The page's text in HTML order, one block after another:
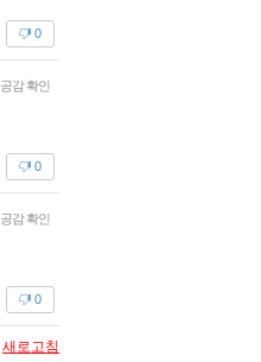
0
공감 확인
0
공감 확인
0
새로고침